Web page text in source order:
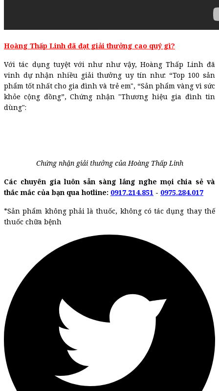
Hoàng Thấp Linh đã đạt giải thưởng cao quý gì?
Với tác dụng tuyệt với như như vậy, Hoàng Thấp Linh đã
vinh dự nhận nhiều giải thưởng uy tín như: “Top 100 sản
phẩm tốt nhất cho gia đình và trẻ em", “Sản phẩm vàng vì sức
khỏe cộng đồng”, Chứng nhận "Thương hiệu gia đình tin
dùng":
Chứng nhận giải thưởng của Hoàng Thấp Linh
Các chuyên gia luôn sẵn sàng lắng nghe mọi chia sẻ và
thắc mắc của bạn qua hotline: 0917.214.851 - 0975.284.017
*Sản phẩm không phải là thuốc, không có tác dụng thay thế
thuốc chữa bệnh